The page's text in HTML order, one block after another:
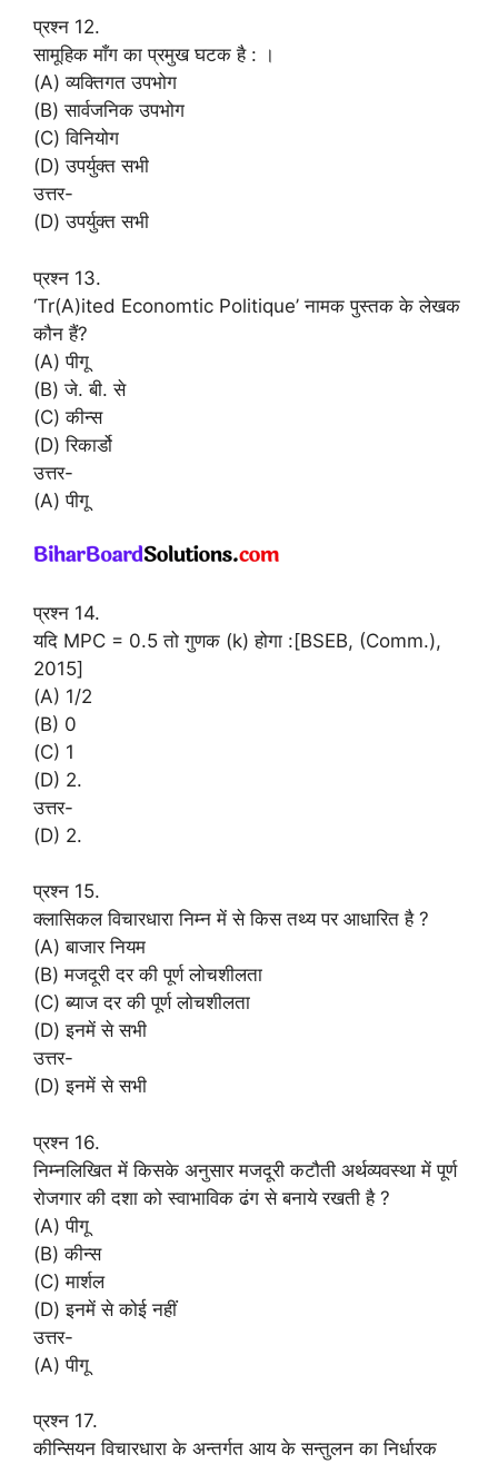
प्रश्न 12.
सामूहिक माँग का प्रमुख घटक है : ।
(A) व्यक्तिगत उपभोग
(B) सार्वजनिक उपभोग
(C) विनियोग
(D) उपर्युक्त सभी
उत्तर-
(D) उपर्युक्त सभी
प्रश्न 13.
‘Tr(A)ited Economtic Politique’ नामक पुस्तक के लेखक
कौन हैं?
(A) पीगू
(B) जे. बी. से
(C) कीन्स
(D) रिकार्डो
उत्तर-
(A) पीगू
प्रश्न 14.
यदि MPC = 0.5 तो गुणक (k) होगा :[BSEB, (Comm.),
2015]
(A) 1/2
(B) 0
(C) 1
(D) 2.
उत्तर-
(D) 2.
प्रश्न 15.
क्लासिकल विचारधारा निम्न में से किस तथ्य पर आधारित है ?
(A) बाजार नियम
(B) मजदूरी दर की पूर्ण लोचशीलता
(C) ब्याज दर की पूर्ण लोचशीलता
(D) इनमें से सभी
उत्तर-
(D) इनमें से सभी
प्रश्न 16.
निम्नलिखित में किसके अनुसार मजदूरी कटौती अर्थव्यवस्था में पूर्ण
रोजगार की दशा को स्वाभाविक ढंग से बनाये रखती है ?
(A) पीगू
(B) कीन्स
(C) मार्शल
(D) इनमें से कोई नहीं
उत्तर-
(A) पीगू
प्रश्न 17.
कीन्सियन विचारधारा के अन्तर्गत आय के सन्तुलन का निर्धारक